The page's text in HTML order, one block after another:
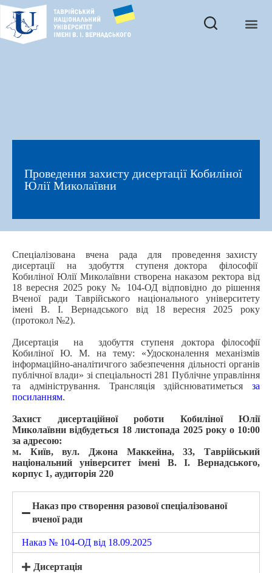
Проведення захисту дисертації Кобиліної
Юлії Миколаївни
Спеціалізована вчена рада для проведення захисту
дисертації на здобуття ступеня доктора філософії
Кобиліної Юлії Миколаївни створена наказом ректора від
18 вересня 2025 року № 104-ОД відповідно до рішення
Вченої ради Таврійського національного університету
імені В. І. Вернадського від 18 вересня 2025 року
(протокол №2).
Дисертація на здобуття ступеня доктора філософії
Кобиліної Ю. М. на тему: «Удосконалення механізмів
інформаційно-аналітичгого забезпечення дільності органів
публічної влади» зі спеціальності 281 Публічне управління
та адміністрування. Трансляція здійснюватиметься за
посиланням.
Захист дисертаційної роботи Кобиліної Юлії
Миколаївни відбудеться 18 листопада 2025 року о 10:00
за адресою:
м. Київ, вул. Джона Маккейна, 33, Таврійський
національний університет імені В. І. Вернадського,
корпус 1, аудиторія 220
Наказ про створення разової спеціалізованої
вченої ради
Наказ № 104-ОД від 18.09.2025
Дисертація